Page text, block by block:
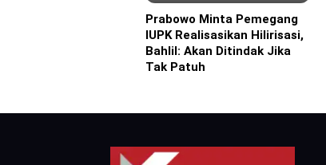
Headline
Prabowo Minta Pemegang
IUPK Realisasikan Hilirisasi,
Bahlil: Akan Ditindak Jika
Tak Patuh